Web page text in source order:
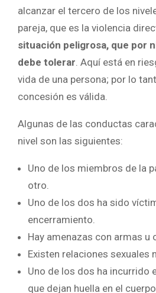
alcanzar el tercero de los
pareja, que es la violencia
situación peligrosa, que por
debe tolerar . Aquí está en
vida de una persona; por lo
concesión es válida.
Algunas de las conductas
nivel son las siguientes:
Uno de los miembros de la
otro.
Uno de los dos ha sido
encerramiento.
Hay amenazas con armas u
Existen relaciones sexuales
Uno de los dos ha incurrido
que dejan huella en el cuerpo.